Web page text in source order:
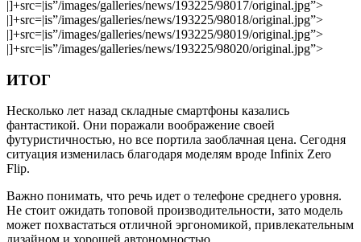
|]+src=|is”/images/galleries/news/193225/98017/original.jpg”>
|]+src=|is”/images/galleries/news/193225/98018/original.jpg”>
|]+src=|is”/images/galleries/news/193225/98019/original.jpg”>
|]+src=|is”/images/galleries/news/193225/98020/original.jpg”>
ИТОГ
Несколько лет назад складные смартфоны казались
фантастикой. Они поражали воображение своей
футуристичностью, но все портила заоблачная цена. Сегодня
ситуация изменилась благодаря моделям вроде Infinix Zero
Flip.
Важно понимать, что речь идет о телефоне среднего уровня.
Не стоит ожидать топовой производительности, зато модель
может похвастаться отличной эргономикой, привлекательным